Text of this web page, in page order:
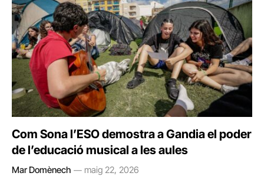
Com Sona l’ESO demostra a Gandia el poder
de l’educació musical a les aules
Mar Domènech maig 22, 2026